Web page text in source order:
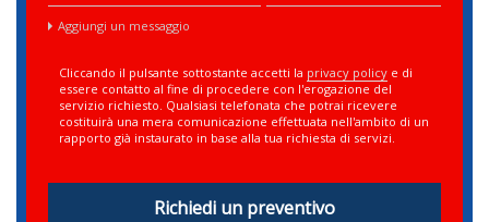
Aggiungi un messaggio
Cliccando il pulsante sottostante accetti la privacy policy e di
essere contatto al fine di procedere con l'erogazione del
servizio richiesto. Qualsiasi telefonata che potrai ricevere
costituirà una mera comunicazione effettuata nell'ambito di un
rapporto già instaurato in base alla tua richiesta di servizi.
Richiedi un preventivo